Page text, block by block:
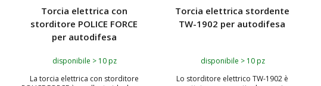
Torcia elettrica con
storditore POLICE FORCE
per autodifesa
disponibile > 10 pz
La torcia elettrica con storditore
Torcia elettrica stordente
TW-1902 per autodifesa
disponibile > 10 pz
Lo storditore elettrico TW-1902 è